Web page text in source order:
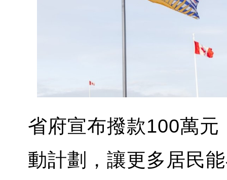
省府宣布撥款100萬
動計劃，讓更多居民